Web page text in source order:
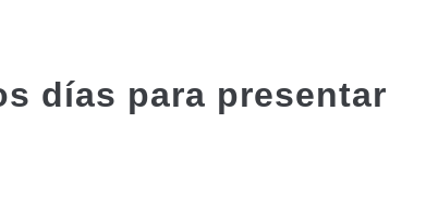
días para presentar